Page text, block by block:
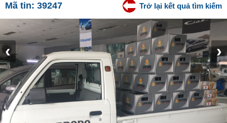
Mã tin: 39247 Trở lại kết quả tìm kiếm
‹ ›